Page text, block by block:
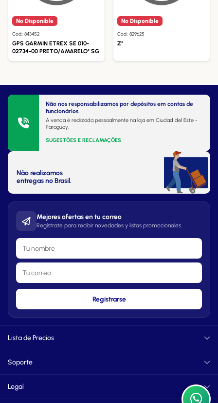
No Disponible
Cod.: 843452
GPS GARMIN ETREX SE 010-
02734-00 PRETO/AMARELO* SG
No Disponible
Cod.: 829625
Z*
Não nos responsabilizamos por depósitos em contas de
funcionários.
A venda é realizada pessoalmente na loja em Ciudad del Este -
Paraguay.
SUGESTÕES E RECLAMAÇÕES
Não realizamos
entregas no Brasil.
Mejores ofertas en tu correo
Regístrate para recibir novedades y listas promocionales.
Registrarse
Lista de Precios
Perfumes
Soporte
Vendedores
Legal